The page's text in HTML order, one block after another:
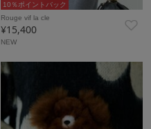
10％ポイントバック
Rouge vif la cle
¥15,400
NEW